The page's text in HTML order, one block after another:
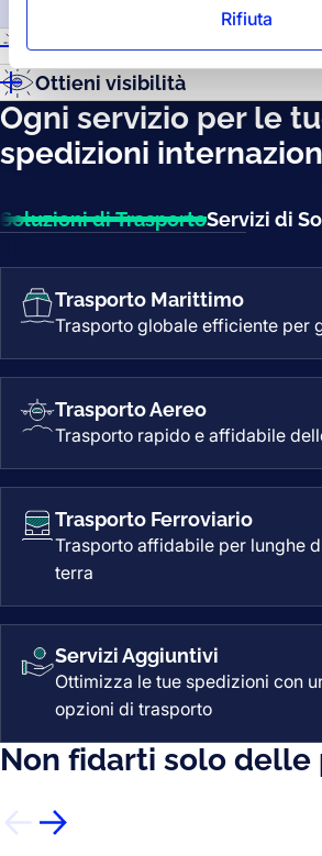
Rifiuta
Prendi decisioni migliori
Ottieni visibilità
Ogni servizio per le
spedizioni
Soluzioni di TrasportoServizi di
Trasporto Marittimo
Trasporto globale efficiente per
Trasporto Aereo
Trasporto rapido e affidabile
Trasporto Ferroviario
Trasporto affidabile per lunghe
terra
Servizi Aggiuntivi
Ottimizza le tue spedizioni con
opzioni di trasporto
Non fidarti solo delle